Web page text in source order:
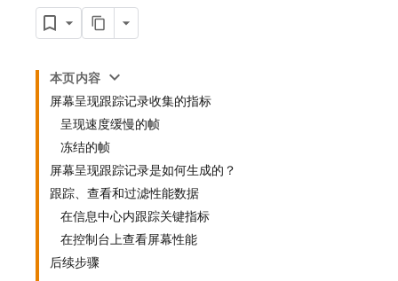
本页内容
屏幕呈现跟踪记录收集的指标
呈现速度缓慢的帧
冻结的帧
屏幕呈现跟踪记录是如何生成的？
跟踪、查看和过滤性能数据
在信息中心内跟踪关键指标
在控制台上查看屏幕性能
后续步骤